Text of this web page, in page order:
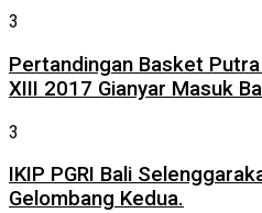
3
Pertandingan Basket
XIII 2017 Gianyar Masuk
3
IKIP PGRI Bali
Gelombang Kedua.